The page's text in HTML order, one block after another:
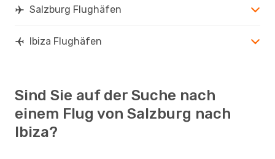
Salzburg Flughäfen
Ibiza Flughäfen
Sind Sie auf der Suche nach
einem Flug von Salzburg nach
Ibiza?